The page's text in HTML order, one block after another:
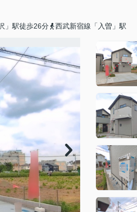
」駅徒歩26分 西武新宿線「入曽」駅